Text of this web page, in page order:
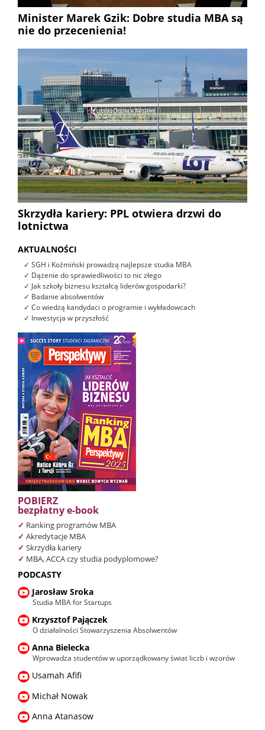
Minister Marek Gzik: Dobre studia MBA są
nie do przecenienia!
Skrzydła kariery: PPL otwiera drzwi do
lotnictwa
AKTUALNOŚCI
✓ SGH i Koźmiński prowadzą najlepsze studia MBA
✓ Dążenie do sprawiedliwości to nic złego
✓ Jak szkoły biznesu kształcą liderów gospodarki?
✓ Badanie absolwentów
✓ Co wiedzą kandydaci o programie i wykładowcach
✓ Inwestycja w przyszłość
POBIERZ
bezpłatny e-book
✓ Ranking programów MBA
✓ Akredytacje MBA
✓ Skrzydła kariery
✓ MBA, ACCA czy studia podyplomowe?
PODCASTY
Jarosław Sroka
Studia MBA for Startups
Krzysztof Pajączek
O działalności Stowarzyszenia Absolwentów
Anna Bielecka
Wprowadza studentów w uporządkowany świat liczb i wzorów
Usamah Afifi
Michał Nowak
Anna Atanasow